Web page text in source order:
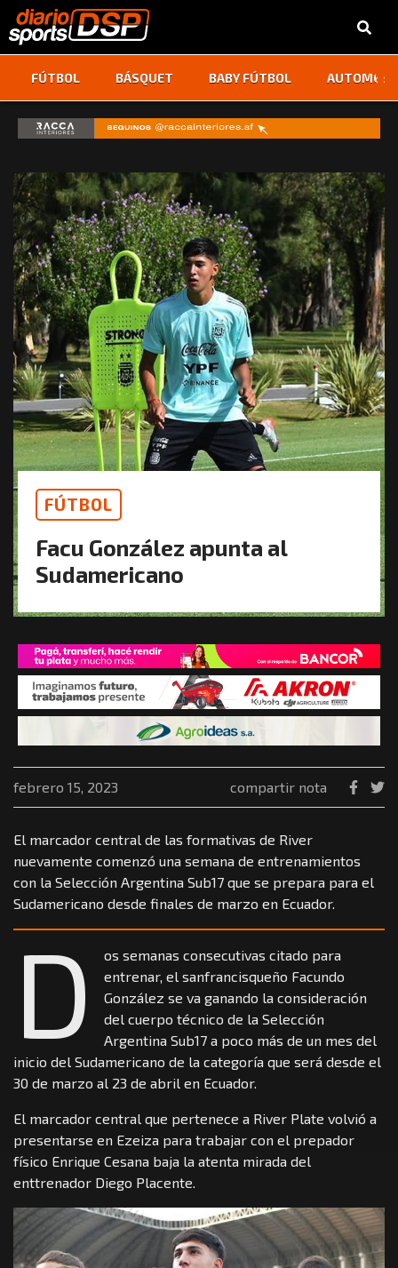
FÚTBOL BÁSQUET BABY FÚTBOL ‹ ›
FÚTBOL
Facu González apunta al
Sudamericano
febrero 15, 2023 compartir nota
El marcador central de las formativas de River
nuevamente comenzó una semana de entrenamientos
con la Selección Argentina Sub17 que se prepara para el
Sudamericano desde finales de marzo en Ecuador.
D
os semanas consecutivas citado para
entrenar, el sanfrancisqueño Facundo
González se va ganando la consideración
del cuerpo técnico de la Selección
Argentina Sub17 a poco más de un mes del
inicio del Sudamericano de la categoría que será desde el
30 de marzo al 23 de abril en Ecuador.
El marcador central que pertenece a River Plate volvió a
presentarse en Ezeiza para trabajar con el prepador
físico Enrique Cesana baja la atenta mirada del
enttrenador Diego Placente.